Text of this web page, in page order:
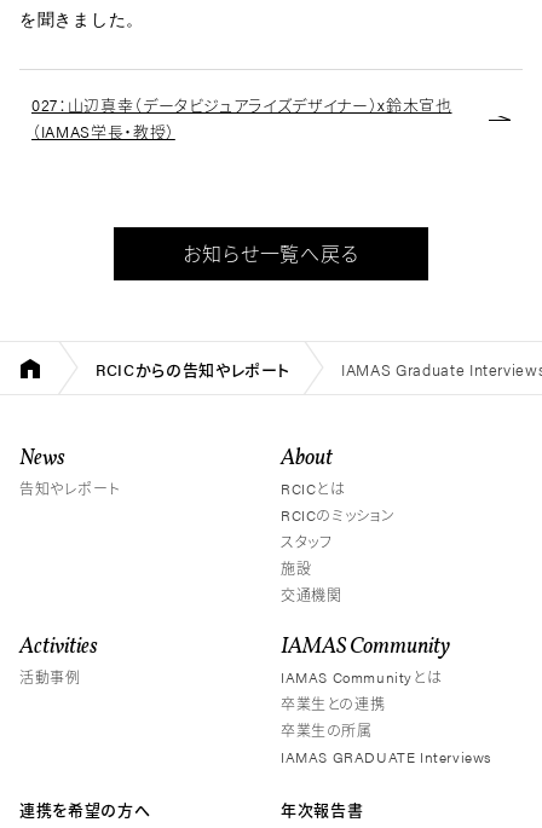
を聞きました。
027：山辺真幸（データビジュアライズデザイナー）x鈴木宣也
（IAMAS学長・教授）
お知らせ一覧へ戻る
RCICからの告知やレポート IAMAS Graduate Interviews
News
告知やレポート
About
RCICとは
RCICのミッション
スタッフ
施設
交通機関
Activities
活動事例
IAMAS Community
IAMAS Communityとは
卒業生との連携
卒業生の所属
IAMAS GRADUATE Interviews
連携を希望の方へ 年次報告書